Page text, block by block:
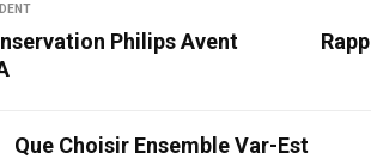
Philips Avent
Que Choisir Ensemble Var-Est